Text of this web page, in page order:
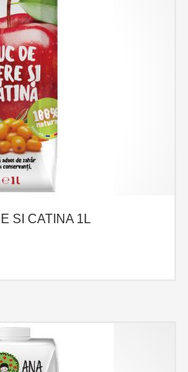
SI CATINA 1L